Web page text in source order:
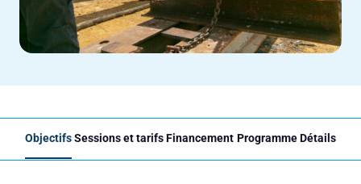
Objectifs Sessions et tarifs Financement Programme Détails